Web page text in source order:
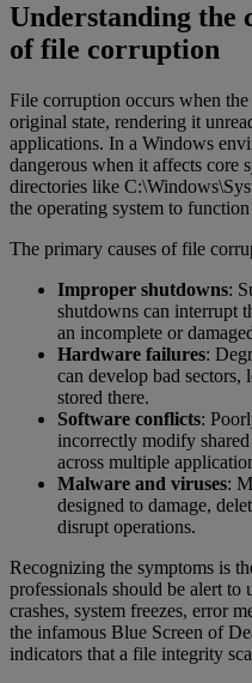
Understanding the
of file corruption
File corruption occurs when
original state, rendering it
applications. In a Windows
dangerous when it affects core
directories like
the operating system to
The primary causes of file
Improper shutdowns:
shutdowns can interrupt
an incomplete or
Hardware failures:
can develop bad
stored there.
Software conflicts:
incorrectly modify
across multiple
Malware and viruses:
designed to damage,
disrupt operations.
Recognizing the symptoms is
professionals should be alert to
crashes, system freezes, error
the infamous Blue Screen of
indicators that a file integrity